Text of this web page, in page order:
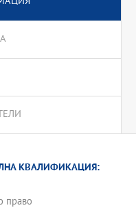
КВАЛИФИКАЦИЯ:
право